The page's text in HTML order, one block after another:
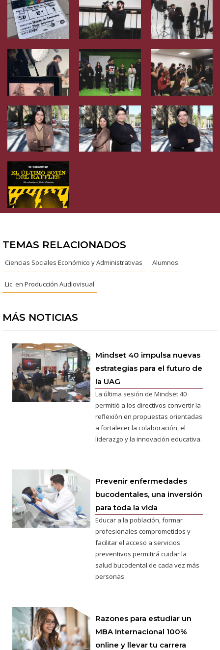
TEMAS RELACIONADOS
Ciencias Sociales Económico y Administrativas Alumnos
Lic. en Producción Audiovisual
MÁS NOTICIAS
Mindset 40 impulsa nuevas
estrategias para el futuro de
la UAG
La última sesión de Mindset 40
permitió a los directivos convertir la
reflexión en propuestas orientadas
a fortalecer la colaboración, el
liderazgo y la innovación educativa.
Prevenir enfermedades
bucodentales, una inversión
para toda la vida
Educar a la población, formar
profesionales comprometidos y
facilitar el acceso a servicios
preventivos permitirá cuidar la
salud bucodental de cada vez más
personas.
Razones para estudiar un
MBA Internacional 100%
online y llevar tu carrera